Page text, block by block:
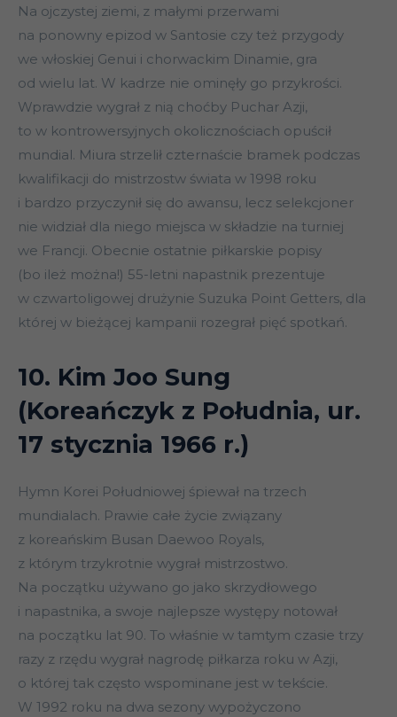
Na ojczystej ziemi, z małymi przerwami
na ponowny epizod w Santosie czy też przygody
we włoskiej Genui i chorwackim Dinamie, gra
od wielu lat. W kadrze nie ominęły go przykrości.
Wprawdzie wygrał z nią choćby Puchar Azji,
to w kontrowersyjnych okolicznościach opuścił
mundial. Miura strzelił czternaście bramek podczas
kwalifikacji do mistrzostw świata w 1998 roku
i bardzo przyczynił się do awansu, lecz selekcjoner
nie widział dla niego miejsca w składzie na turniej
we Francji. Obecnie ostatnie piłkarskie popisy
(bo ileż można!) 55-letni napastnik prezentuje
w czwartoligowej drużynie Suzuka Point Getters, dla
której w bieżącej kampanii rozegrał pięć spotkań.
10. Kim Joo Sung
(Koreańczyk z Południa, ur.
17 stycznia 1966 r.)
Hymn Korei Południowej śpiewał na trzech
mundialach. Prawie całe życie związany
z koreańskim Busan Daewoo Royals,
z którym trzykrotnie wygrał mistrzostwo.
Na początku używano go jako skrzydłowego
i napastnika, a swoje najlepsze występy notował
na początku lat 90. To właśnie w tamtym czasie trzy
razy z rzędu wygrał nagrodę piłkarza roku w Azji,
o której tak często wspominane jest w tekście.
W 1992 roku na dwa sezony wypożyczono